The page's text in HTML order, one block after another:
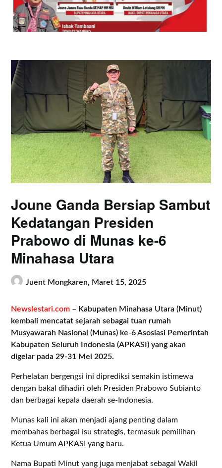
Joune Ganda Bersiap Sambut
Kedatangan Presiden
Prabowo di Munas ke-6
Minahasa Utara
Juent Mongkaren, Maret 15, 2025
Newslestari.com – Kabupaten Minahasa Utara (Minut)
kembali mencatat sejarah sebagai tuan rumah
Musyawarah Nasional (Munas) ke-6 Asosiasi Pemerintah
Kabupaten Seluruh Indonesia (APKASI) yang akan
digelar pada 29-31 Mei 2025.
Perhelatan bergengsi ini diprediksi semakin istimewa
dengan bakal dihadiri oleh Presiden Prabowo Subianto
dan berbagai kepala daerah se-Indonesia.
Munas kali ini akan menjadi ajang penting dalam
membahas berbagai isu strategis, termasuk pemilihan
Ketua Umum APKASI yang baru.
Nama Bupati Minut yang juga menjabat sebagai Wakil